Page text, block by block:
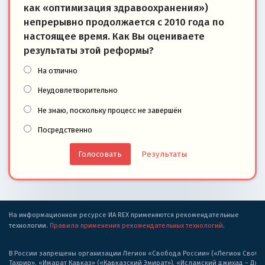
как «оптимизация здравоохранения»)
непрерывно продолжается с 2010 года по
настоящее время. Как Вы оцениваете
результаты этой реформы?
На отлично
Неудовлетворительно
Не знаю, поскольку процесс не завершён
Посредственно
Результаты
На информационном ресурсе ИА REX применяются рекомендательные
технологии. Правила применения рекомендательных технологий.
В России запрещены организации Легион «Свобода России» («Легион
Тахрир», «Имарат Кавказ» («Кавказский Эмират»), «Исламский джихад –